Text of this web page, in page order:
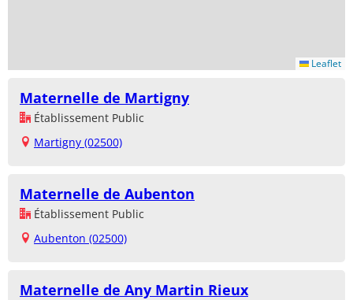
Leaflet
Maternelle de Martigny
Établissement Public
Martigny (02500)
Maternelle de Aubenton
Établissement Public
Aubenton (02500)
Maternelle de Any Martin Rieux